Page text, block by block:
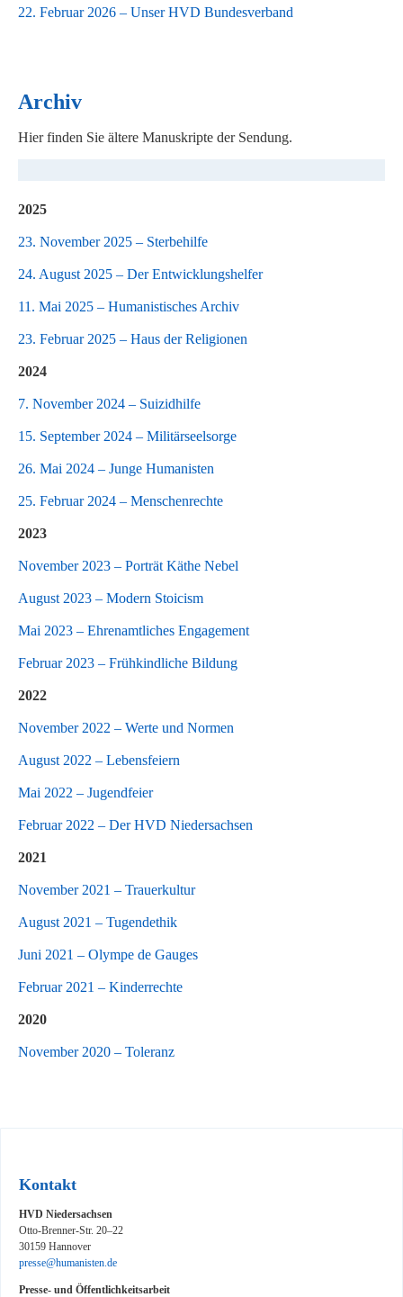
22. Februar 2026 – Unser HVD Bundesverband
Archiv
Hier finden Sie ältere Manuskripte der Sendung.
2025
23. November 2025 – Sterbehilfe
24. August 2025 – Der Entwicklungshelfer
11. Mai 2025 – Humanistisches Archiv
23. Februar 2025 – Haus der Religionen
2024
7. November 2024 – Suizidhilfe
15. September 2024 – Militärseelsorge
26. Mai 2024 – Junge Humanisten
25. Februar 2024 – Menschenrechte
2023
November 2023 – Porträt Käthe Nebel
August 2023 – Modern Stoicism
Mai 2023 – Ehrenamtliches Engagement
Februar 2023 – Frühkindliche Bildung
2022
November 2022 – Werte und Normen
August 2022 – Lebensfeiern
Mai 2022 – Jugendfeier
Februar 2022 – Der HVD Niedersachsen
2021
November 2021 – Trauerkultur
August 2021 – Tugendethik
Juni 2021 – Olympe de Gauges
Februar 2021 – Kinderrechte
2020
November 2020 – Toleranz
Kontakt
HVD Niedersachsen
Otto-Brenner-Str. 20–22
30159 Hannover
presse@humanisten.de
Presse- und Öffentlichkeitsarbeit